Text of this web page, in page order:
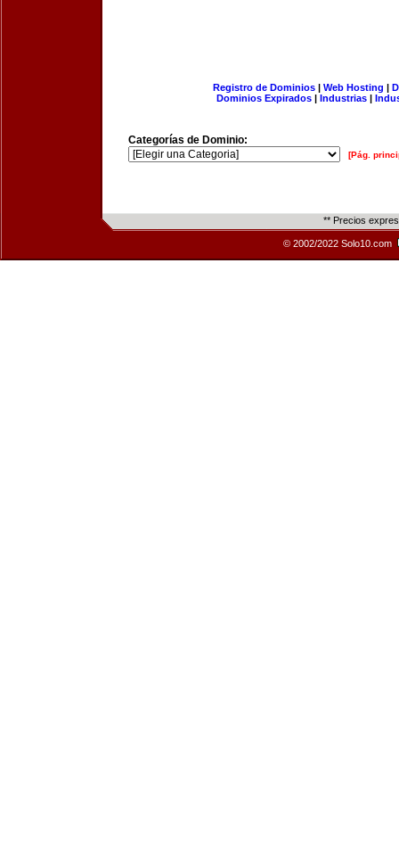
Registro de Dominios| Web Hosting |
Dominios Expirados | Industrias |
Categorías de Dominio:
[Pág.
** Precios
© 2002/2022 Solo10.com